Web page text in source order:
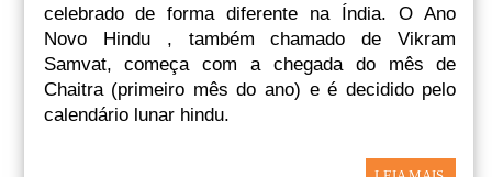
celebrado de forma diferente na Índia. O Ano
Novo Hindu , também chamado de Vikram
Samvat, começa com a chegada do mês de
Chaitra (primeiro mês do ano) e é decidido pelo
calendário lunar hindu.